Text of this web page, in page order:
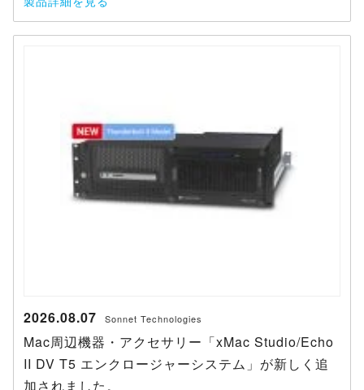
2026.08.07 Sonnet Technologies
Mac周辺機器・アクセサリー「xMac Studio/Echo
II DV T5 エンクロージャーシステム」が新しく追
加されました。